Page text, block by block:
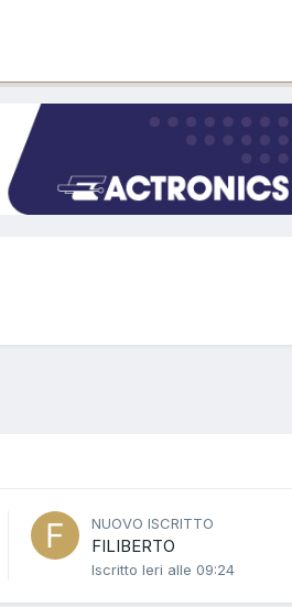
NUOVO ISCRITTO
FILIBERTO
Iscritto Ieri alle 09:24